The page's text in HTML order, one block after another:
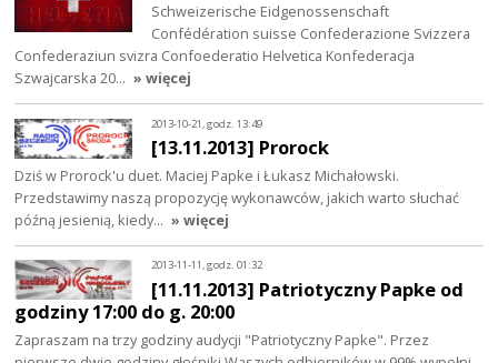
Schweizerische Eidgenossenschaft
Confédération suisse Confederazione Svizzera
Confederaziun svizra Confoederatio Helvetica Konfederacja
Szwajcarska 20… » więcej
2013-10-21, godz. 13:49
[13.11.2013] Prorock
Dziś w Prorock'u duet. Maciej Papke i Łukasz Michałowski.
Przedstawimy naszą propozycję wykonawców, jakich warto słuchać
późną jesienią, kiedy… » więcej
2013-11-11, godz. 01:32
[11.11.2013] Patriotyczny Papke od
godziny 17:00 do g. 20:00
Zapraszam na trzy godziny audycji "Patriotyczny Papke". Przez